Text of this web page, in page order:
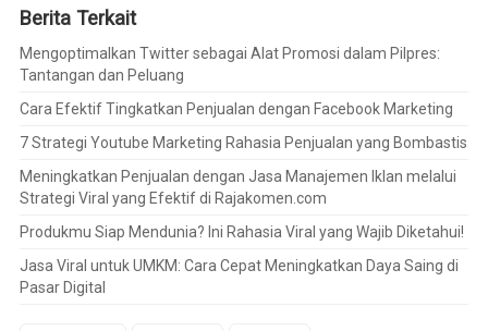
Berita Terkait
Mengoptimalkan Twitter sebagai Alat Promosi dalam Pilpres:
Tantangan dan Peluang
Cara Efektif Tingkatkan Penjualan dengan Facebook Marketing
7 Strategi Youtube Marketing Rahasia Penjualan yang Bombastis
Meningkatkan Penjualan dengan Jasa Manajemen Iklan melalui
Strategi Viral yang Efektif di Rajakomen.com
Produkmu Siap Mendunia? Ini Rahasia Viral yang Wajib Diketahui!
Jasa Viral untuk UMKM: Cara Cepat Meningkatkan Daya Saing di
Pasar Digital